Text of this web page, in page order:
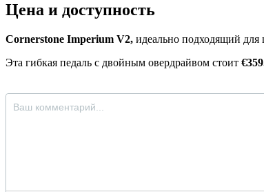
Цена и доступность
Cornerstone Imperium V2, идеально подходящий
Эта гибкая педаль с двойным овердрайвом стоит